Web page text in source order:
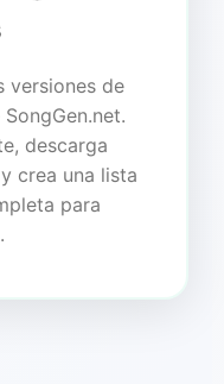
versiones de
descarga
crea una lista
para